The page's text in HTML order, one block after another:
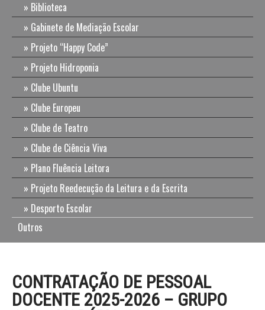
Biblioteca
Gabinete de Mediação Escolar
Projeto “Happy Code”
Projeto Hidroponia
Clube Ubuntu
Clube Europeu
Clube de Teatro
Clube de Ciência Viva
Plano Fluência Leitora
Projeto Reedecução da Leitura e da Escrita
Desporto Escolar
Outros
CONTRATAÇÃO DE PESSOAL
DOCENTE 2025-2026 – GRUPO